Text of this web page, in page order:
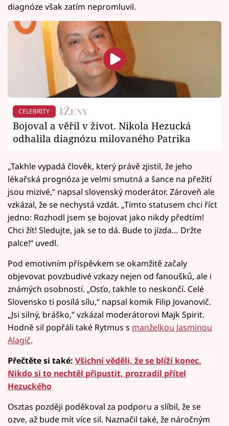
diagnóze však zatím nepromluvil.
CELEBRITY
Bojoval a věřil v život. Nikola Hezucká
odhalila diagnózu milovaného Patrika
„Takhle vypadá člověk, který právě zjistil, že jeho
lékařská prognóza je velmi smutná a šance na přežití
jsou mizivé,“ napsal slovenský moderátor. Zároveň ale
vzkázal, že se nechystá vzdát. „Tímto statusem chci říct
jedno: Rozhodl jsem se bojovat jako nikdy předtím!
Chci žít! Sledujte, jak se to dá. Bude to jízda… Držte
palce!“ uvedl.
Pod emotivním příspěvkem se okamžitě začaly
objevovat povzbudivé vzkazy nejen od fanoušků, ale i
známých osobností. „Osťo, takhle to neskončí. Celé
Slovensko ti posílá sílu,“ napsal komik Filip Jovanovič.
„Jsi silný, bráško,“ vzkázal moderátorovi Majk Spirit.
Hodně sil popřáli také Rytmus s manželkou Jasminou
Alagič.
Přečtěte si také: Všichni věděli, že se blíží konec.
Nikdo si to nechtěl připustit, prozradil přítel
Hezuckého
Osztas později poděkoval za podporu a slíbil, že se
ozve, až bude mít více sil. Naznačil také, že náročným